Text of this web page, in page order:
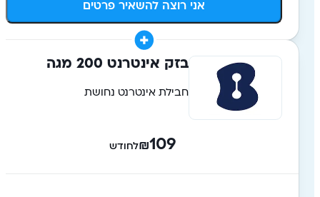
אני רוצה להשאיר פרטים
בזק אינטרנט 200 מגה
חבילת אינטרנט נחושת
109
₪לחודש